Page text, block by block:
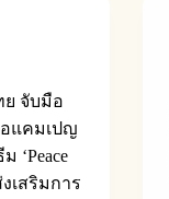
ย จับมือ
แคมเปญ
‘Peace
เสริมการ